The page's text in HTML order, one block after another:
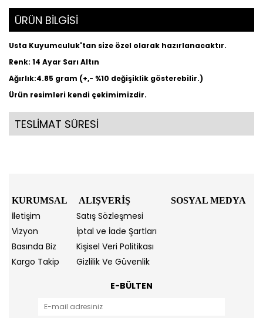
ÜRÜN BİLGİSİ
Usta Kuyumculuk'tan size özel olarak hazırlanacaktır.
Renk: 14 Ayar Sarı Altın
Ağırlık:4.85 gram (+,- %10 değişiklik gösterebilir.)
Ürün resimleri kendi çekimimizdir.
TESLİMAT SÜRESİ
KURUMSAL ALIŞVERİŞ SOSYAL MEDYA
İletişim
Satış Sözleşmesi
Vizyon
İptal ve İade Şartları
Basında Biz
Kişisel Veri Politikası
Kargo Takip
Gizlilik Ve Güvenlik
E-BÜLTEN